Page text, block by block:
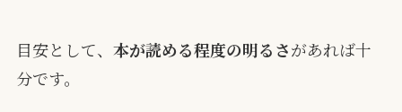
目安として、 本が読める程度の明るさがあれば十
分です。